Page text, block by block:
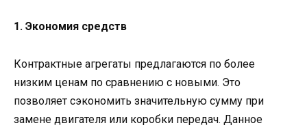
1. Экономия средств
Контрактные агрегаты предлагаются по более
низким ценам по сравнению с новыми. Это
позволяет сэкономить значительную сумму при
замене двигателя или коробки передач. Данное